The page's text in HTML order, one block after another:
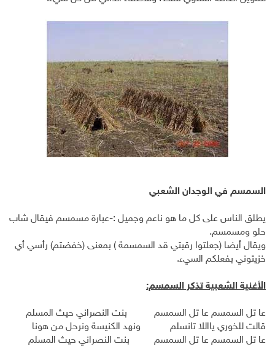
السمسم في الوجدان الشعبي
يطلق الناس على كل ما هو ناعم وجميل :-عبارة مسمسم فيقال شاب
حلو ومسمسم.
ويقال أيضا (جعلتوا رقبتي قد السمسمة ) بمعنى (خفضتم) رأسي أي
خزيتوني بفعلكم السيء.
الأغنية الشعبية تذكر السمسم:
عا تل السمسم عا تل السمسم بنت النصراني حيث المسلم
قالت للخوري يااللا تانسلم ونهد الكنيسة ونرحل من هونا
عا تل السمسم عا تل السمسم بنت النصراني حيث المسلم